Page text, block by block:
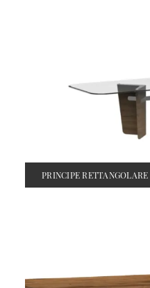
PRINCIPE RETTANGOLARE